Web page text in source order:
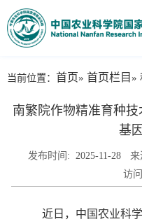
当前位置： 首页» 首页栏目»
南繁院作物精准育种
基
发布时间: 2025-11-28 来
访
近日，中国农业科